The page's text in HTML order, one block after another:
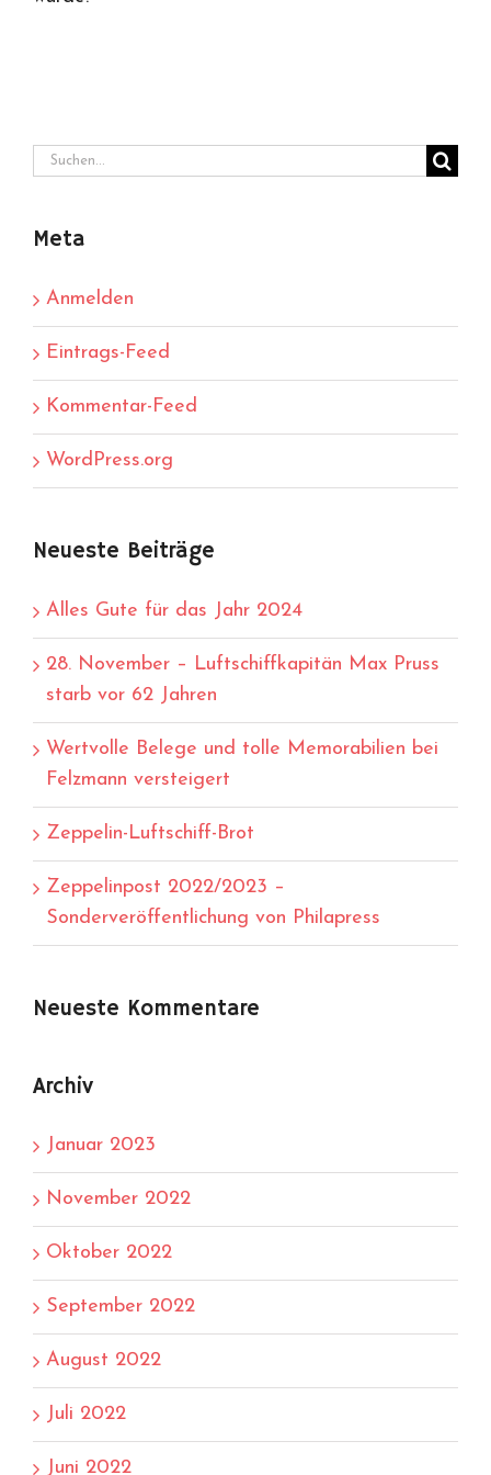
Suche
Meta
Anmelden
Eintrags-Feed
Kommentar-Feed
WordPress.org
Neueste Beiträge
Alles Gute für das Jahr 2024
28. November – Luftschiffkapitän Max Pruss
starb vor 62 Jahren
Wertvolle Belege und tolle Memorabilien bei
Felzmann versteigert
Zeppelin-Luftschiff-Brot
Zeppelinpost 2022/2023 –
Sonderveröffentlichung von Philapress
Neueste Kommentare
Archiv
Januar 2023
November 2022
Oktober 2022
September 2022
August 2022
Juli 2022
Juni 2022